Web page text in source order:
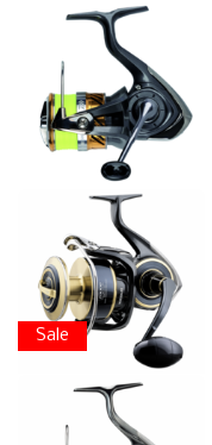
Sale